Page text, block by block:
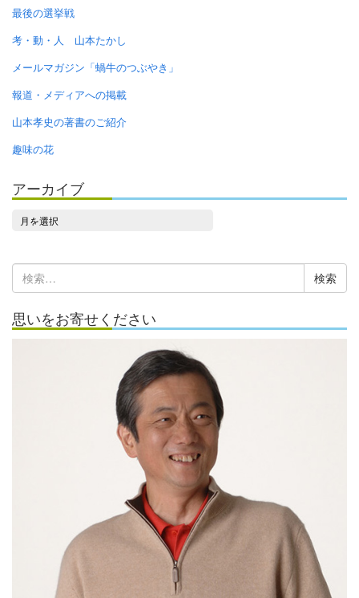
最後の選挙戦
考・動・人 山本たかし
メールマガジン「蝸牛のつぶやき」
報道・メディアへの掲載
山本孝史の著書のご紹介
趣味の花
アーカイブ
カ
索:
思いをお寄せください